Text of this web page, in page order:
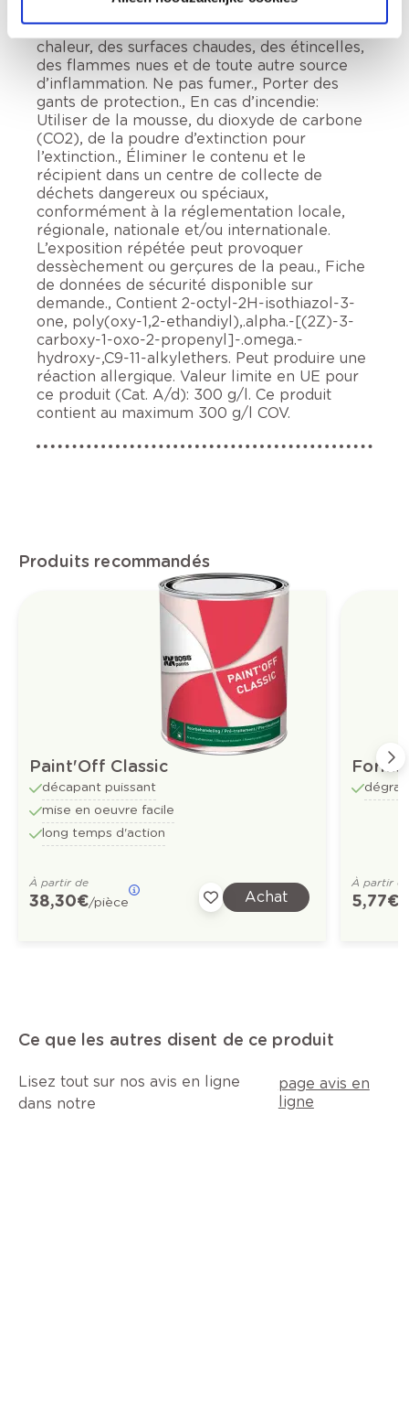
effets néfastes à long terme. Tenir hors de
portée des enfants., Tenir à l’écart de la
chaleur, des surfaces chaudes, des étincelles,
des flammes nues et de toute autre source
d’inflammation. Ne pas fumer., Porter des
gants de protection., En cas d’incendie:
Utiliser de la mousse, du dioxyde de carbone
(CO2), de la poudre d’extinction pour
l’extinction., Éliminer le contenu et le
récipient dans un centre de collecte de
déchets dangereux ou spéciaux,
conformément à la réglementation locale,
régionale, nationale et/ou internationale.
L’exposition répétée peut provoquer
dessèchement ou gerçures de la peau., Fiche
de données de sécurité disponible sur
demande., Contient 2-octyl-2H-isothiazol-3-
one, poly(oxy-1,2-ethandiyl),.alpha.-[(2Z)-3-
carboxy-1-oxo-2-propenyl]-.omega.-
hydroxy-,C9-11-alkylethers. Peut produire une
réaction allergique. Valeur limite en UE pour
ce produit (Cat. A/d): 300 g/l. Ce produit
contient au maximum 300 g/l COV.
Produits recommandés
Paint'Off Classic
décapant puissant
mise en oeuvre facile
long temps d'action
À partir de
38,30 €/pièce Achat
À partir
5,77 €
Ce que les autres disent de ce produit
Lisez tout sur nos avis en ligne
dans notre
page avis en
ligne